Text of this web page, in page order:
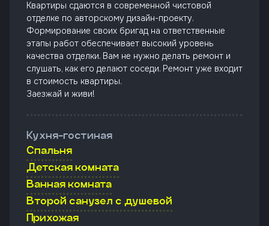
Квартиры сдаются в современной чистовой
отделке по авторскому дизайн-проекту.
Формирование своих бригад на ответственные
этапы работ обеспечивает высокий уровень
качества отделки. Вам не нужно делать ремонт и
слушать, как его делают соседи. Ремонт уже входит
в стоимость квартиры.
Заезжай и живи!
Кухня-гостиная
Спальня
Детская комната
Ванная комната
Второй санузел с душевой
Прихожая